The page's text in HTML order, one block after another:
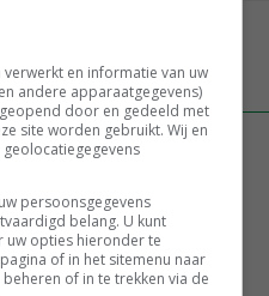
plus voor weipoeder
boter en kaas drukken
en informatie van uw
andere apparaatgegevens)
door en gedeeld met
site worden gebruikt. Wij en
persoonsgegevens
belang. U kunt
uw opties hieronder te
of in het sitemenu naar
of in te trekken via de